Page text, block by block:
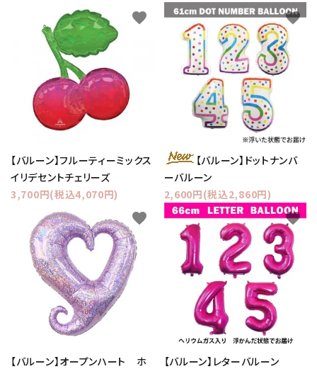
【バルーン】フルーティーミックス
イリデセントチェリーズ
3,700円(税込4,070円)
favorite
【バルーン】ドットナンバ
ーバルーン
2,600円(税込2,860円)
favorite
【バルーン】オープンハート ホ
favorite
【バルーン】レターバルーン
favorite